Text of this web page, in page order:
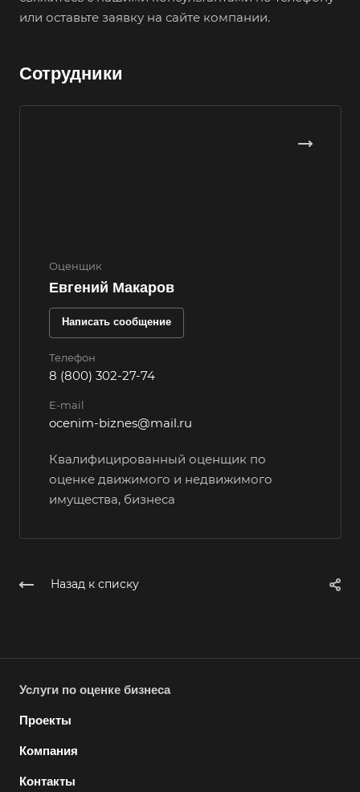
или оставьте заявку на сайте компании.
Сотрудники
Оценщик
Евгений Макаров
Написать сообщение
Телефон
8 (800) 302-27-74
E-mail
ocenim-biznes@mail.ru
Квалифицированный оценщик по
оценке движимого и недвижимого
имущества, бизнеса
Назад к списку
Услуги по оценке бизнеса
Проекты
Компания
Контакты
Владивосток
Владимир
Воркута
Воронеж
Воскресенск
Воткинск
Всеволожск
Выборг
Выкса
Вязники
Гай
Георгиевск
Глазов
Горно-Алтайск